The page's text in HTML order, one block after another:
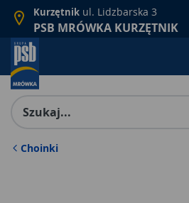
Kurzętnik ul. Lidzbarska 3
PSB MRÓWKA KURZĘTNIK
Choinki